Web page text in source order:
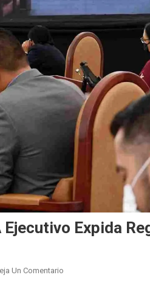
Expida
Un Comentario